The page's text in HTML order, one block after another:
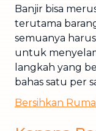
Banjir bisa
terutama
semuanya
untuk
langkah yang
bahas satu per
Bersihkan